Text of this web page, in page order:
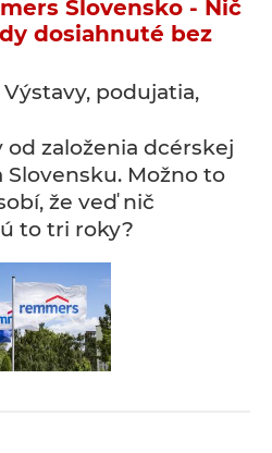
Slovensko - Nič
dosiahnuté bez
podujatia,
založenia dcérskej
Možno to
že veď nič
to tri roky?